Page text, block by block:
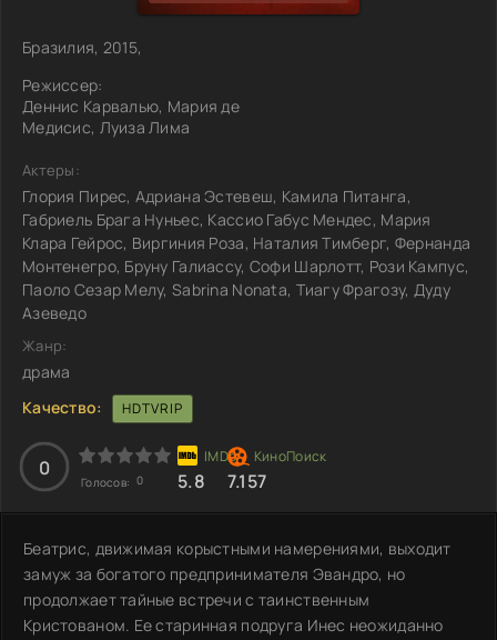
Бразилия, 2015,
Режиссер:
Деннис Карвалью, Мария де
Медисис, Луиза Лима
Актеры:
Глория Пирес, Адриана Эстевеш, Камила Питанга,
Габриель Брага Нуньес, Кассио Габус Мендес, Мария
Клара Гейрос, Виргиния Роза, Наталия Тимберг, Фернанда
Монтенегро, Бруну Галиассу, Софи Шарлотт, Рози Кампус,
Паоло Сезар Мелу, Sabrina Nonata, Тиагу Фрагозу, Дуду
Азеведо
Жанр:
драма
Качество:
HDTVRIP
0
Голосов: 0 5.8 7.157
Беатрис, движимая корыстными намерениями, выходит
замуж за богатого предпринимателя Эвандро, но
продолжает тайные встречи с таинственным
Кристованом. Ее старинная подруга Инес неожиданно